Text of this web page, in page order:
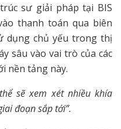
sư giải pháp tại BIS
thanh toán qua biên
dụng chủ yếu trong thị
sâu vào vai trò của các
nền tảng này.
sẽ xem xét nhiều khía
đoạn sắp tới”.